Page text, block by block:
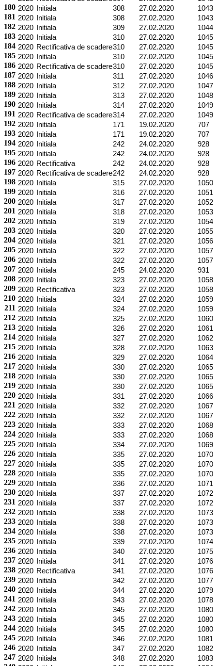
180 2020 Initiala 308 27.02.2020 1043
181 2020 Initiala 308 27.02.2020 1043
182 2020 Initiala 309 27.02.2020 1044
183 2020 Initiala 310 27.02.2020 1045
184 2020 Rectificativa de scadere310 27.02.2020 1045
185 2020 Initiala 310 27.02.2020 1045
186 2020 Rectificativa de scadere310 27.02.2020 1045
187 2020 Initiala 311 27.02.2020 1046
188 2020 Initiala 312 27.02.2020 1047
189 2020 Initiala 313 27.02.2020 1048
190 2020 Initiala 314 27.02.2020 1049
191 2020 Rectificativa de scadere314 27.02.2020 1049
192 2020 Initiala 171 19.02.2020 707
193 2020 Initiala 171 19.02.2020 707
194 2020 Initiala 242 24.02.2020 928
195 2020 Initiala 242 24.02.2020 928
196 2020 Rectificativa 242 24.02.2020 928
197 2020 Rectificativa de scadere242 24.02.2020 928
198 2020 Initiala 315 27.02.2020 1050
199 2020 Initiala 316 27.02.2020 1051
200 2020 Initiala 317 27.02.2020 1052
201 2020 Initiala 318 27.02.2020 1053
202 2020 Initiala 319 27.02.2020 1054
203 2020 Initiala 320 27.02.2020 1055
204 2020 Initiala 321 27.02.2020 1056
205 2020 Initiala 322 27.02.2020 1057
206 2020 Initiala 322 27.02.2020 1057
207 2020 Initiala 245 24.02.2020 931
208 2020 Initiala 323 27.02.2020 1058
209 2020 Rectificativa 323 27.02.2020 1058
210 2020 Initiala 324 27.02.2020 1059
211 2020 Initiala 324 27.02.2020 1059
212 2020 Initiala 325 27.02.2020 1060
213 2020 Initiala 326 27.02.2020 1061
214 2020 Initiala 327 27.02.2020 1062
215 2020 Initiala 328 27.02.2020 1063
216 2020 Initiala 329 27.02.2020 1064
217 2020 Initiala 330 27.02.2020 1065
218 2020 Initiala 330 27.02.2020 1065
219 2020 Initiala 330 27.02.2020 1065
220 2020 Initiala 331 27.02.2020 1066
221 2020 Initiala 332 27.02.2020 1067
222 2020 Initiala 332 27.02.2020 1067
223 2020 Initiala 333 27.02.2020 1068
224 2020 Initiala 333 27.02.2020 1068
225 2020 Initiala 334 27.02.2020 1069
226 2020 Initiala 335 27.02.2020 1070
227 2020 Initiala 335 27.02.2020 1070
228 2020 Initiala 335 27.02.2020 1070
229 2020 Initiala 336 27.02.2020 1071
230 2020 Initiala 337 27.02.2020 1072
231 2020 Initiala 337 27.02.2020 1072
232 2020 Initiala 338 27.02.2020 1073
233 2020 Initiala 338 27.02.2020 1073
234 2020 Initiala 338 27.02.2020 1073
235 2020 Initiala 339 27.02.2020 1074
236 2020 Initiala 340 27.02.2020 1075
237 2020 Initiala 341 27.02.2020 1076
238 2020 Rectificativa 341 27.02.2020 1076
239 2020 Initiala 342 27.02.2020 1077
240 2020 Initiala 344 27.02.2020 1079
241 2020 Initiala 343 27.02.2020 1078
242 2020 Initiala 345 27.02.2020 1080
243 2020 Initiala 345 27.02.2020 1080
244 2020 Initiala 345 27.02.2020 1080
245 2020 Initiala 346 27.02.2020 1081
246 2020 Initiala 347 27.02.2020 1082
247 2020 Initiala 348 27.02.2020 1083